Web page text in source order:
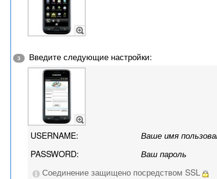
3 Введите следующие настройки:
USERNAME: Ваше имя
PASSWORD: Ваш пароль
Соединение защищено посредством SSL